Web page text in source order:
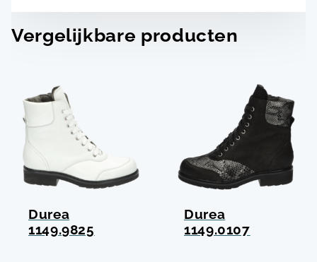
Vergelijkbare producten
Durea
1149.9825
Durea
1149.0107